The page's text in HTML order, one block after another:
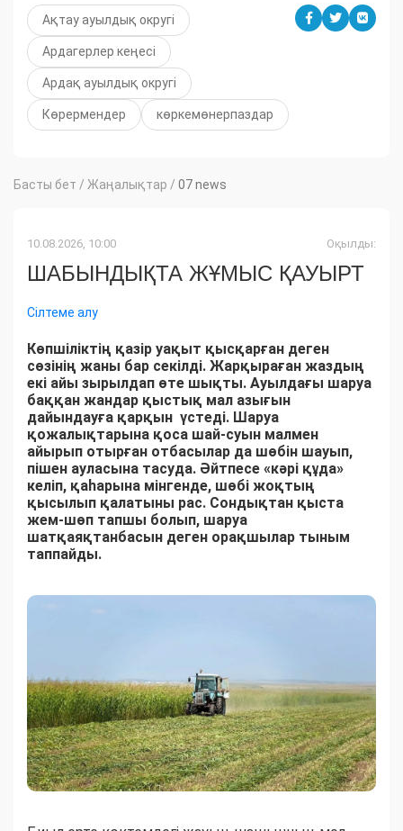
Ақтау ауылдық округі
Ардагерлер кеңесі
Ардақ ауылдық округі
Көрермендер көркемөнерпаздар
Басты бет / Жаңалықтар / 07 news
10.08.2026, 10:00 Оқылды:
ШАБЫНДЫҚТА ЖҰМЫС ҚАУЫРТ
Сілтеме алу
Көпшіліктің қазір уақыт қысқарған деген
сөзінің жаны бар секілді. Жарқыраған жаздың
екі айы зырылдап өте шықты. Ауылдағы шаруа
баққан жандар қыстық мал азығын
дайындауға қарқын үстеді. Шаруа
қожалықтарына қоса шай-суын малмен
айырып отырған отбасылар да шөбін шауып,
пішен ауласына тасуда. Әйтпесе «кәрі құда»
келіп, қаһарына мінгенде, шөбі жоқтың
қысылып қалатыны рас. Сондықтан қыста
жем-шөп тапшы болып, шаруа
шатқаяқтанбасын деген орақшылар тыным
таппайды.